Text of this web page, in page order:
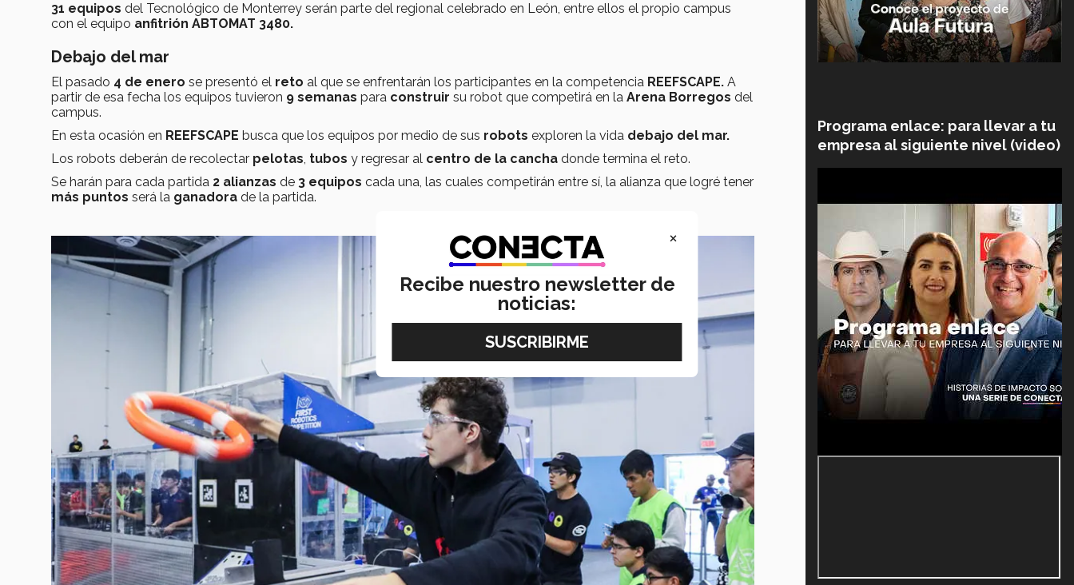
31 equipos del Tecnológico de Monterrey serán parte del regional celebrado en León, entre ellos el propio campus
con el equipo anfitrión ABTOMAT 3480.
Debajo del mar
El pasado 4 de enero se presentó el reto al que se enfrentarán los participantes en la competencia REEFSCAPE. A
partir de esa fecha los equipos tuvieron 9 semanas para construir su robot que competirá en la Arena Borregos del
campus.
En esta ocasión en REEFSCAPE busca que los equipos por medio de sus robots exploren la vida debajo del mar.
Los robots deberán de recolectar pelotas, tubos y regresar al centro de la cancha donde termina el reto.
Se harán para cada partida 2 alianzas de 3 equipos cada una, las cuales competirán entre sí, la alianza que logré tener
más puntos será la ganadora de la partida.
Programa enlace: para llevar a tu
empresa al siguiente nivel (video)
×
Recibe nuestro newsletter de
noticias: